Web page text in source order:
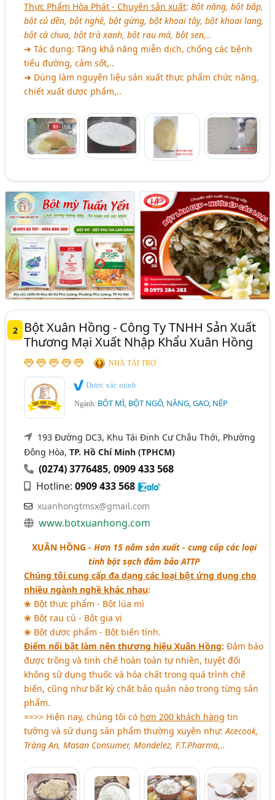
Thực Phẩm Hòa Phát - Chuyên sản xuất:Bột năng, bột bắp,
bột củ dền, bột nghệ, bột gừng, bột khoai tây, bột khoai lang,
bột cà chua, bột trà xanh, bột rau má, bột sen,..
➜ Tác dụng: Tăng khả năng miễn dịch, chống các bệnh
tiểu đường, cảm sốt,..
➜ Dùng làm nguyên liệu sản xuất thực phẩm chức năng,
chiết xuất dược phẩm,..
2
Bột Xuân Hồng - Công Ty TNHH Sản Xuất
Thương Mại Xuất Nhập Khẩu Xuân Hồng
NHÀ TÀI TRỢ
Được xác minh
Ngành: BỘT MÌ, BỘT NGÔ, NĂNG, GẠO, NẾP
193 Đường DC3, Khu Tái Định Cư Châu Thới, Phường
Đông Hòa,TP. Hồ Chí Minh (TPHCM)
(0274) 3776485,0909 433 568
Hotline:0909 433 568
xuanhongtmsx@gmail.com
www.botxuanhong.com
XUÂN HỒNG - Hơn 15 năm sản xuất - cung cấp các loại
tinh bột sạch đảm bảo ATTP
Chúng tôi cung cấp đa dạng các loại bột ứng dụng cho
nhiều ngành nghề khác nhau:
❀ Bột thực phẩm - Bột lúa mì
❀ Bột rau củ - Bột gia vị
❀ Bột dược phẩm - Bột biến tính.
Điểm nổi bật làm nên thương hiệu Xuân Hồng: Đảm bảo
được trồng và tinh chế hoàn toàn tự nhiên, tuyệt đối
không sử dụng thuốc và hóa chất trong quá trình chế
biến, cũng như bất kỳ chất bảo quản nào trong từng sản
phẩm.
==>> Hiện nay, chúng tôi có hơn 200 khách hàng tin
tưởng và sử dụng sản phẩm thường xuyên như:Acecook,
Tràng An, Masan Consumer, Mondelez, F.T.Pharma,..